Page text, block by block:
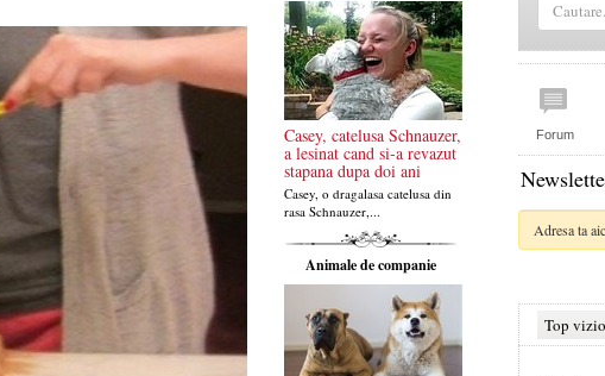
Casey, catelusa Schnauzer,
a lesinat cand si-a revazut
stapana dupa doi ani
Casey, o dragalasa catelusa din
rasa Schnauzer,...
Animale de companie
Forum
Top